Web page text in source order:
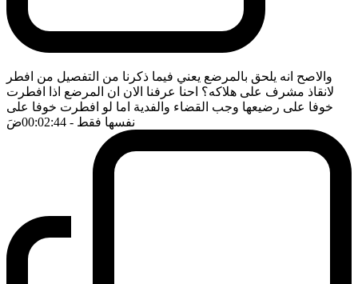
والاصح انه يلحق بالمرضع يعني فيما ذكرنا من التفصيل من افطر
لانقاذ مشرف على هلاكه؟ احنا عرفنا الان ان المرضع اذا افطرت
خوفا على رضيعها وجب القضاء والفدية اما لو افطرت خوفا على
نفسها فقط - 00:02:44 ضَ